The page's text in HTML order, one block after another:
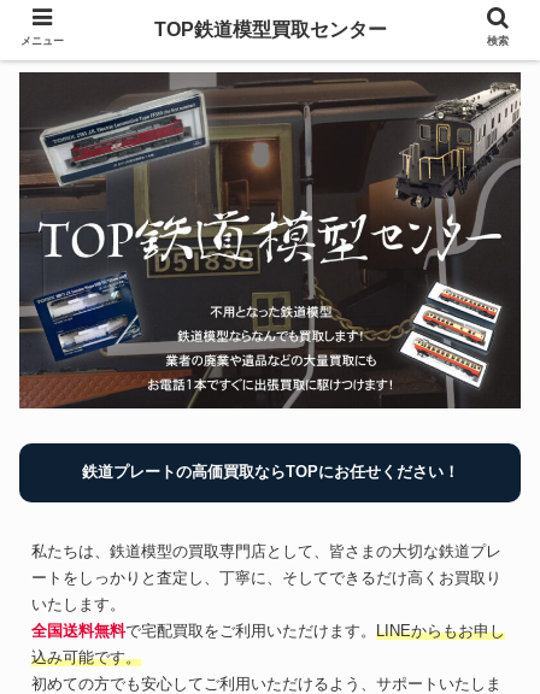
鉄道プレートの高価買取ならTOPにお任せください！
私たちは、鉄道模型の買取専門店として、皆さまの大切な鉄道プレ
ートをしっかりと査定し、丁寧に、そしてできるだけ高くお買取り
いたします。
全国送料無料で宅配買取をご利用いただけます。 LINEからもお申し
込み可能です。
初めての方でも安心してご利用いただけるよう、サポートいたしま
メニュー
TOP鉄道模型買取センター
検索